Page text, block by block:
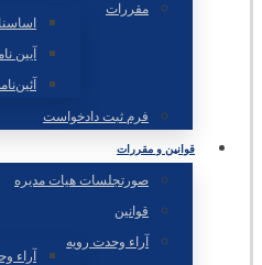
مقررات
آیین
فرم ثبت دادخواست
قوانین و مقررات
صورتجلسات هیات مدیره
قوانین
آراء وحدت رویه
آراء